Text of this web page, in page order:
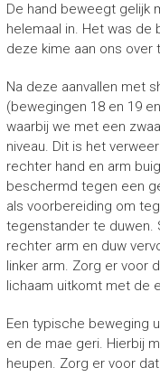
De hand beweegt gelijk
helemaal in. Het was de
deze kime aan ons over
Na deze aanvallen met
(bewegingen 18 en 19
waarbij we met een
niveau. Dit is het
rechter hand en arm
beschermd tegen een
als voorbereiding om
tegenstander te duwen.
rechter arm en duw
linker arm. Zorg er voor
lichaam uitkomt met de
Een typische beweging
en de mae geri. Hierbij
heupen. Zorg er voor